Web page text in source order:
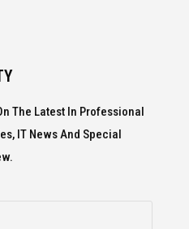
The Latest In Professional
IT News And Special